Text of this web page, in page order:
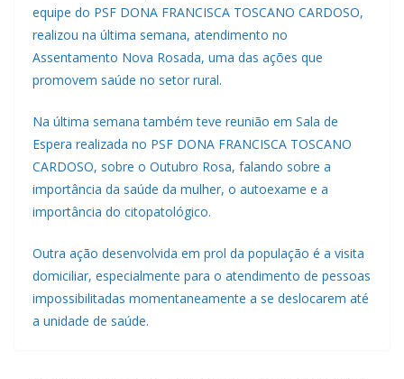
equipe do PSF DONA FRANCISCA TOSCANO CARDOSO,
realizou na última semana, atendimento no
Assentamento Nova Rosada, uma das ações que
promovem saúde no setor rural.
Na última semana também teve reunião em Sala de
Espera realizada no PSF DONA FRANCISCA TOSCANO
CARDOSO, sobre o Outubro Rosa, falando sobre a
importância da saúde da mulher, o autoexame e a
importância do citopatológico.
Outra ação desenvolvida em prol da população é a visita
domiciliar, especialmente para o atendimento de pessoas
impossibilitadas momentaneamente a se deslocarem até
a unidade de saúde.